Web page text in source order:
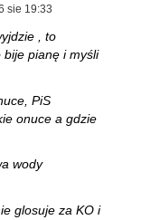
sie 19:33
, to
bije pianę i myśli
PiS
onuce a gdzie
wody
glosuje za KO i